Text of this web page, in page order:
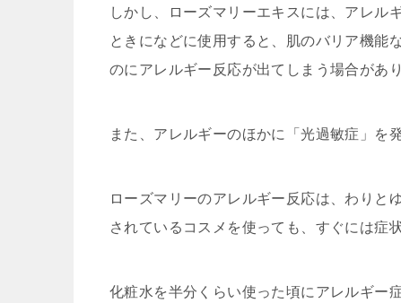
しかし、ローズマリーエキスには、 アレル
ときになどに使用すると、肌のバリア機能
のにアレルギー反応が出てしまう場合があり
また、アレルギーのほかに「光過敏症 」を
ローズマリーのアレルギー反応は、わりと
されているコスメを使っても、 すぐには症
化粧水を半分くらい使った頃にアレルギー